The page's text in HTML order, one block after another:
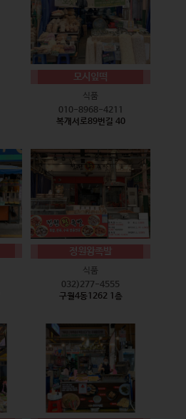
모시잎떡
식품
010-8968-4211
복개서로89번길 40
정원왕족발
식품
032)277-4555
구월4동1262 1층